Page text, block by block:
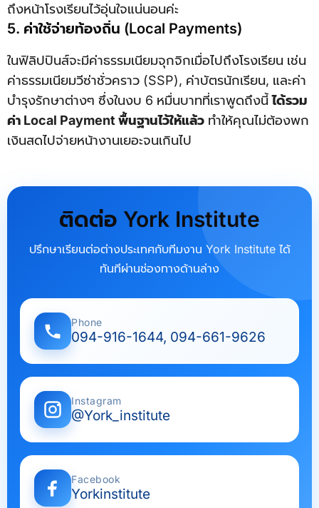
ถึงหน้าโรงเรียนไว้อุ่นใจแน่นอนค่ะ
5. ค่าใช้จ่ายท้องถิ่น (Local Payments)
ในฟิลิปปินส์จะมีค่าธรรมเนียมจุกจิกเมื่อไปถึงโรงเรียน เช่น
ค่าธรรมเนียมวีซ่าชั่วคราว (SSP), ค่าบัตรนักเรียน, และค่า
บำรุงรักษาต่างๆ ซึ่งในงบ 6 หมื่นบาทที่เราพูดถึงนี้ได้รวม
ค่า Local Payment พื้นฐานไว้ให้แล้ว ทำให้คุณไม่ต้องพก
เงินสดไปจ่ายหน้างานเยอะจนเกินไป
ติดต่อ York Institute
ปรึกษาเรียนต่อต่างประเทศกับทีมงาน York Institute ได้
ทันทีผ่านช่องทางด้านล่าง
Phone
094-916-1644, 094-661-9626
Instagram
@York_institute
Facebook
Yorkinstitute